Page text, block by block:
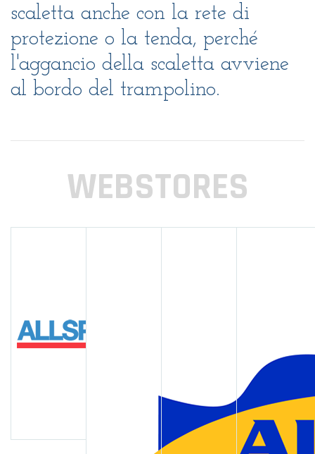
scaletta anche con la rete di
protezione o la tenda, perché
l'aggancio della scaletta avviene
al bordo del trampolino.
WEBSTORES